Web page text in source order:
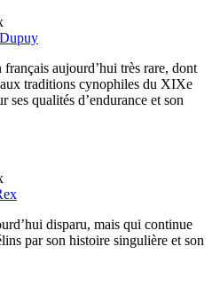
aujourd’hui très rare, dont
traditions cynophiles du XIXe
ses qualités d’endurance et son
disparu, mais qui continue
par son histoire singulière et son